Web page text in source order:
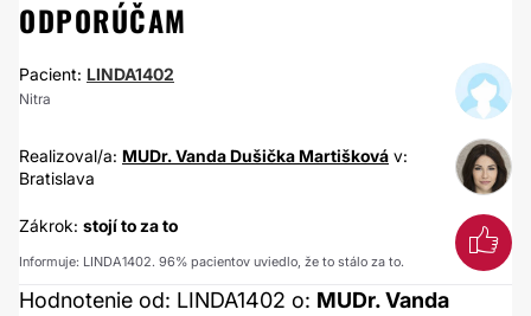
ODPORÚČAM
Pacient: LINDA1402
Nitra
Realizoval/a: MUDr. Vanda Dušička Martišková v:
Bratislava
Zákrok: stojí to za to
Informuje: LINDA1402. 96% pacientov uviedlo, že to stálo za to.
Hodnotenie od: LINDA1402 o: MUDr. Vanda